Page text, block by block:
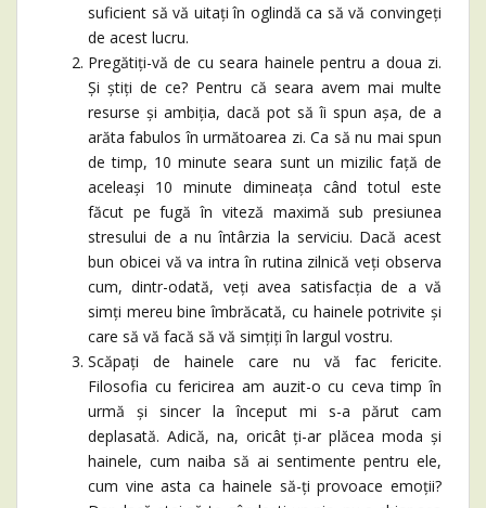
suficient să vă uitați în oglindă ca să vă convingeți
de acest lucru.
Pregătiți-vă de cu seara hainele pentru a doua zi.
Și știți de ce? Pentru că seara avem mai multe
resurse și ambiția, dacă pot să îi spun așa, de a
arăta fabulos în următoarea zi. Ca să nu mai spun
de timp, 10 minute seara sunt un mizilic față de
aceleași 10 minute dimineața când totul este
făcut pe fugă în viteză maximă sub presiunea
stresului de a nu întârzia la serviciu. Dacă acest
bun obicei vă va intra în rutina zilnică veți observa
cum, dintr-odată, veți avea satisfacția de a vă
simți mereu bine îmbrăcată, cu hainele potrivite și
care să vă facă să vă simțiți în largul vostru.
Scăpați de hainele care nu vă fac fericite.
Filosofia cu fericirea am auzit-o cu ceva timp în
urmă și sincer la început mi s-a părut cam
deplasată. Adică, na, oricât ți-ar plăcea moda și
hainele, cum naiba să ai sentimente pentru ele,
cum vine asta ca hainele să-ți provoace emoții?